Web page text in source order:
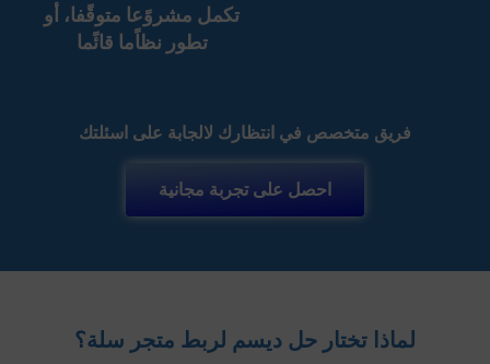
تكمل مشروًعا متوقًفا، أو
تطور نظاًما قائًما
فريق متخصص في انتظارك لالجابة على اسئلتك
احصل على تجربة مجانية
لماذا تختار حل ديسم لربط متجر سلة؟